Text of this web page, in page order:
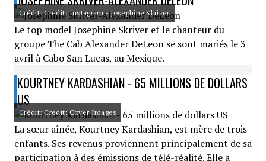
Crédit: Credit: Instagram - Josephine Skriver
Le top model Josephine Skriver et le chanteur du
groupe The Cab Alexander DeLeon se sont mariés le 3
avril à Cabo San Lucas, au Mexique.
KOURTNEY KARDASHIAN - 65 MILLIONS DE DOLLARS
US
Crédit: Credit: Cover Images
La sœur aînée, Kourtney Kardashian, est mère de trois
enfants. Ses revenus proviennent principalement de sa
participation à des émissions de télé-réalité. Elle a